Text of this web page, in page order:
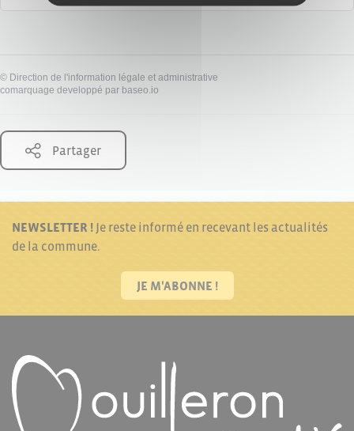
© Direction de l'information légale et administrative
comarquage developpé par baseo.io
Partager
NEWSLETTER ! Je reste informé en recevant les actualités
de la commune.
JE M'ABONNE !